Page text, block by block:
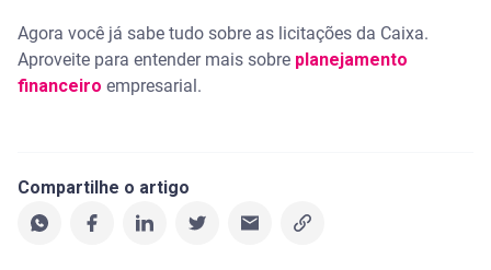
Agora você já sabe tudo sobre as licitações da Caixa.
Aproveite para entender mais sobre planejamento
financeiro empresarial.
Compartilhe o artigo